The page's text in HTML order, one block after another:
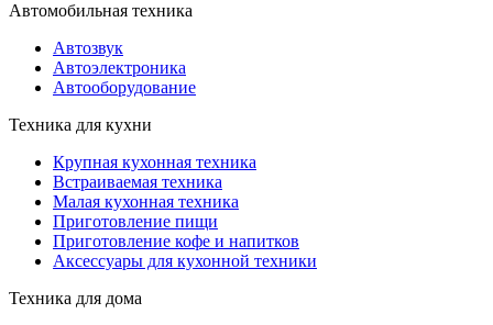
Автомобильная техника
Автозвук
Автоэлектроника
Автооборудование
Техника для кухни
Крупная кухонная техника
Встраиваемая техника
Малая кухонная техника
Приготовление пищи
Приготовление кофе и напитков
Аксессуары для кухонной техники
Техника для дома